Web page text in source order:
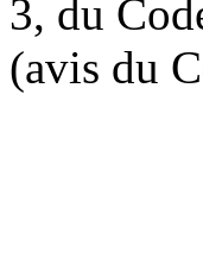
3, du
(avis du